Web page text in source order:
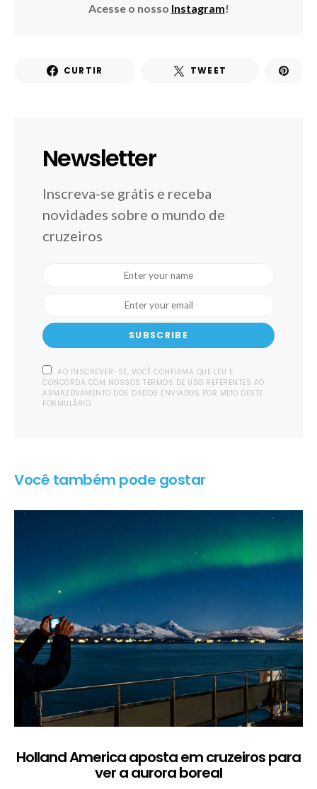
Acesse o nosso Instagram!
CURTIR TWEET
Newsletter
Inscreva-se grátis e receba
novidades sobre o mundo de
cruzeiros
SUBSCRIBE
AO INSCREVER-SE, VOCÊ CONFIRMA QUE LEU E
CONCORDA COM NOSSOS TERMOS DE USO REFERENTES AO
ARMAZENAMENTO DOS DADOS ENVIADOS POR MEIO DESTE
FORMULÁRIO.
Você também pode gostar
Holland America aposta em cruzeiros para
ver a aurora boreal